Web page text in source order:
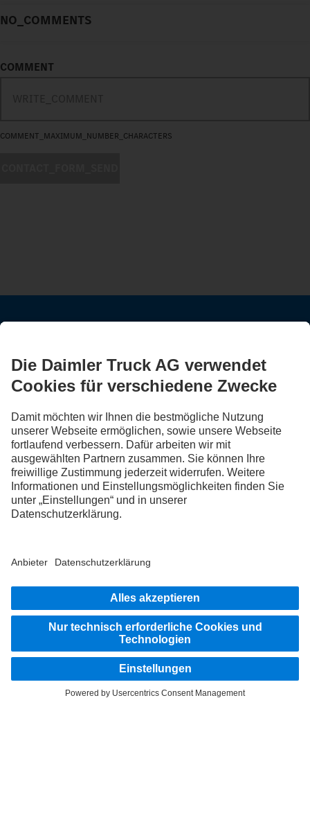
NO_COMMENTS
COMMENT
COMMENT_MAXIMUM_NUMBER_CHARACTERS
BLEIB IN KONTAKT.
Kanälen.
FOLLOW THE ROADSTARS.
Tausche jetzt Erfahrungen mit anderen Truckerinnen und